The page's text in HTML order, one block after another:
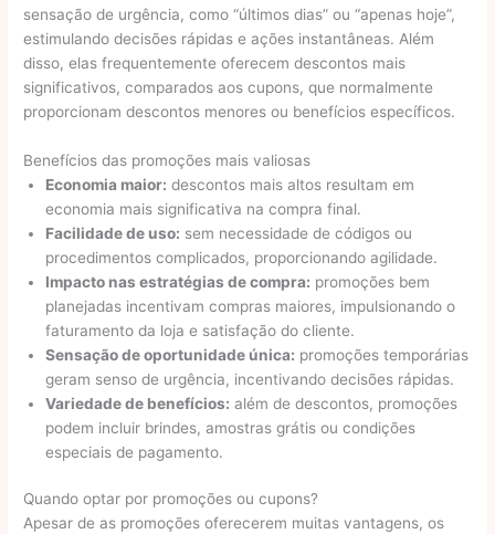
sensação de urgência, como “últimos dias” ou “apenas hoje”,
estimulando decisões rápidas e ações instantâneas. Além
disso, elas frequentemente oferecem descontos mais
significativos, comparados aos cupons, que normalmente
proporcionam descontos menores ou benefícios específicos.
Benefícios das promoções mais valiosas
Economia maior: descontos mais altos resultam em
economia mais significativa na compra final.
Facilidade de uso: sem necessidade de códigos ou
procedimentos complicados, proporcionando agilidade.
Impacto nas estratégias de compra: promoções bem
planejadas incentivam compras maiores, impulsionando o
faturamento da loja e satisfação do cliente.
Sensação de oportunidade única: promoções temporárias
geram senso de urgência, incentivando decisões rápidas.
Variedade de benefícios: além de descontos, promoções
podem incluir brindes, amostras grátis ou condições
especiais de pagamento.
Quando optar por promoções ou cupons?
Apesar de as promoções oferecerem muitas vantagens, os